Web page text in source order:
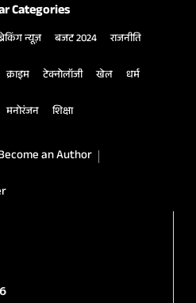
Categories
न्यूज़ बजट 2024 राजनीति
क्राइम टेक्नोलॉजी खेल धर्म
मनोरंजन शिक्षा
an Author